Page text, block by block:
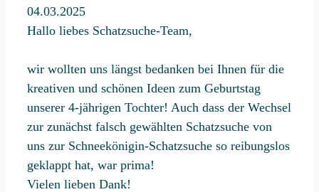
04.03.2025
Hallo liebes Schatzsuche-Team,
wir wollten uns längst bedanken bei Ihnen für die
kreativen und schönen Ideen zum Geburtstag
unserer 4-jährigen Tochter! Auch dass der Wechsel
zur zunächst falsch gewählten Schatzsuche von
uns zur Schneekönigin-Schatzsuche so reibungslos
geklappt hat, war prima!
Vielen lieben Dank!